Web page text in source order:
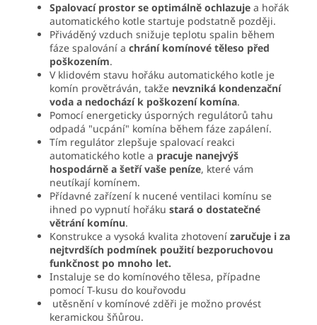
Spalovací prostor se optimálně ochlazuje a hořák
automatického kotle startuje podstatně později.
Přiváděný vzduch snižuje teplotu spalin během
fáze spalování a chrání komínové těleso před
poškozením.
V klidovém stavu hořáku automatického kotle je
komín provětráván, takže nevzniká kondenzační
voda a nedochází k poškození komína.
Pomocí energeticky úsporných regulátorů tahu
odpadá "ucpání" komína během fáze zapálení.
Tím regulátor zlepšuje spalovací reakci
automatického kotle a pracuje nanejvýš
hospodárně a šetří vaše peníze, které vám
neutíkají komínem.
Přídavné zařízení k nucené ventilaci komínu se
ihned po vypnutí hořáku stará o dostatečné
větrání komínu.
Konstrukce a vysoká kvalita zhotovení zaručuje i za
nejtvrdších podmínek použití bezporuchovou
funkčnost po mnoho let.
Instaluje se do komínového tělesa, případne
pomocí T-kusu do kouřovodu
utěsnění v komínové zděři je možno provést
keramickou šňůrou.